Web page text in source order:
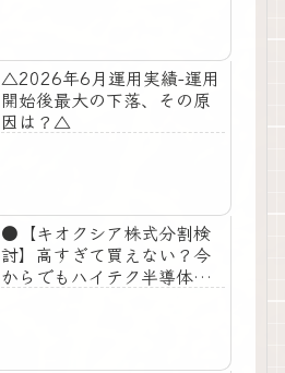
△2026年6月運用実績-運用
開始後最大の下落、その原
因は？△
●【キオクシア株式分割検
討】高すぎて買えない？今
からでもハイテク半導体株